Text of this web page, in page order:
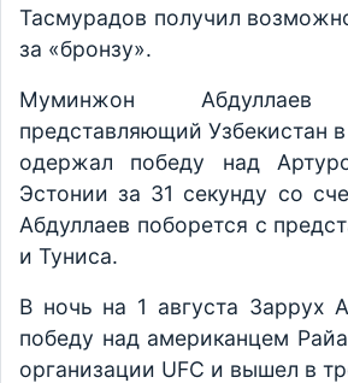
Тасмурадов получил
за «бронзу».
Муминжон
представляющий Узбекистан
одержал победу над
Эстонии за 31 секунду со
Абдуллаев поборется с
и Туниса.
В ночь на 1 августа Заррух
победу над американцем
организации UFC и вышел в